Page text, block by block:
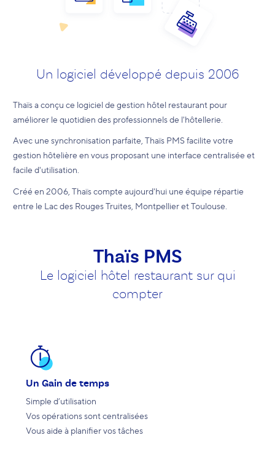
Un logiciel développé depuis 2006
Thaïs a conçu ce logiciel de gestion hôtel restaurant pour
améliorer le quotidien des professionnels de l'hôtellerie.
Avec une synchronisation parfaite, Thaïs PMS facilite votre
gestion hôtelière en vous proposant une interface centralisée et
facile d'utilisation.
Créé en 2006, Thaïs compte aujourd'hui une équipe répartie
entre le Lac des Rouges Truites, Montpellier et Toulouse.
Thaïs PMS
Le logiciel hôtel restaurant sur qui
compter
Un Gain de temps
Simple d’utilisation
Vos opérations sont centralisées
Vous aide à planifier vos tâches